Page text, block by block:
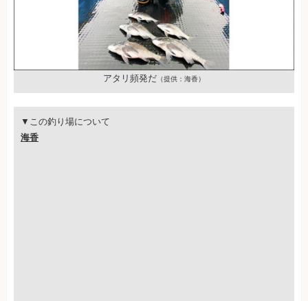
アタリ頻発だ （提供：海香）
▼この釣り場について
海香